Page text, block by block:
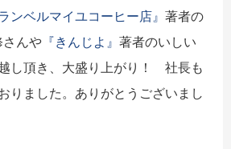
ランベルマイユコーヒー店』 著者の
さんや 『きんじよ』 著者のいしい
し頂き、大盛り上がり！ 社長も
りました。ありがとうございまし